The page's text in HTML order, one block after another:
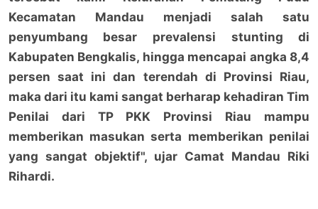
Kecamatan Mandau menjadi salah satu
penyumbang besar prevalensi stunting di
Kabupaten Bengkalis, hingga mencapai angka 8,4
persen saat ini dan terendah di Provinsi Riau,
maka dari itu kami sangat berharap kehadiran Tim
Penilai dari TP PKK Provinsi Riau mampu
memberikan masukan serta memberikan penilai
yang sangat objektif", ujar Camat Mandau Riki
Rihardi.